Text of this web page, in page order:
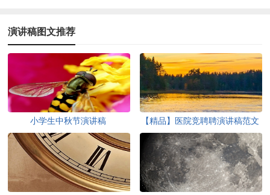
演讲稿图文推荐
小学生中秋节演讲稿
【精品】医院竞聘聘演讲稿范文
9篇